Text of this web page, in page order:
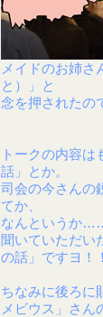
メイドのお姉
と）」と
念を押された
トークの内容
話」とか。
司会の今さんの
てか、
なんというか
聞いていただい
の話」ですヨ！！
ちなみに後ろに
メビウス」さん